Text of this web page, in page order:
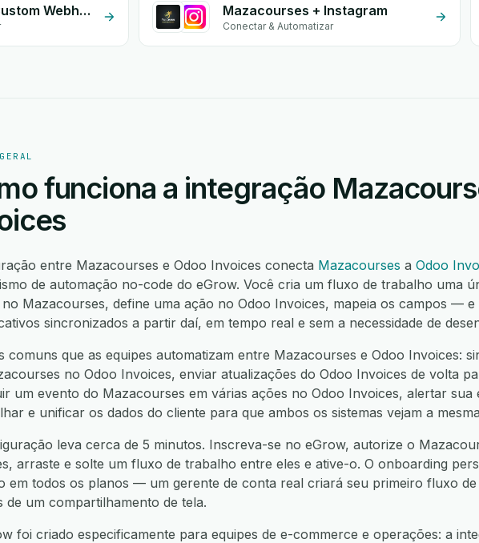
Mazacourses + Custom Webhook Mazacourses + Instagram
Conectar & Automatizar
funciona a integração
entre Mazacourses e Odoo Invoices conecta Mazacourses a Odoo
de automação no-code do eGrow. Você cria um fluxo de trabalho uma
Mazacourses, define uma ação no Odoo Invoices, mapeia os campos —
sincronizados a partir daí, em tempo real e sem a necessidade de
comuns que as equipes automatizam entre Mazacourses e Odoo Invoices:
no Odoo Invoices, enviar atualizações do Odoo Invoices de volta
um evento do Mazacourses em várias ações no Odoo Invoices, alertar sua
e unificar os dados do cliente para que ambos os sistemas vejam a
leva cerca de 5 minutos. Inscreva-se no eGrow, autorize o
arraste e solte um fluxo de trabalho entre eles e ative-o. O onboarding
em todos os planos — um gerente de conta real criará seu primeiro fluxo
de um compartilhamento de tela.
foi criado especificamente para equipes de e-commerce e operações: a